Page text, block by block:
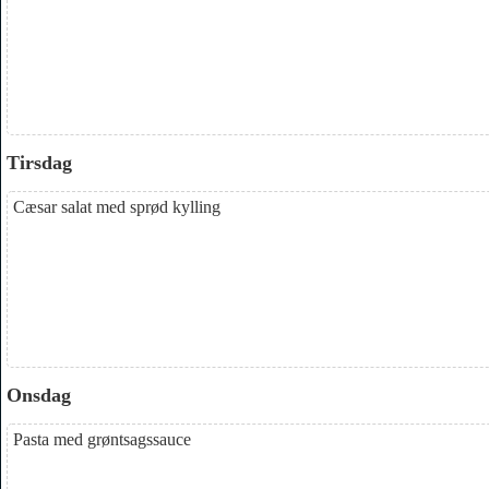
Tirsdag
Cæsar salat med sprød kylling
Onsdag
Pasta med grøntsagssauce